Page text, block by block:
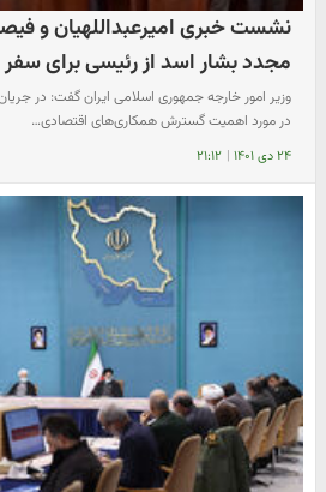
نشست خبری امیرعبداللهیان و
مجدد بشار اسد از رئیسی برای سفر
وزیر امور خارجه جمهوری اسلامی ایران گفت: در
در مورد اهمیت گسترش همکاری‌های اقتصادی…
۲۴ دی ۱۴۰۱ | ۲۱:۱۲